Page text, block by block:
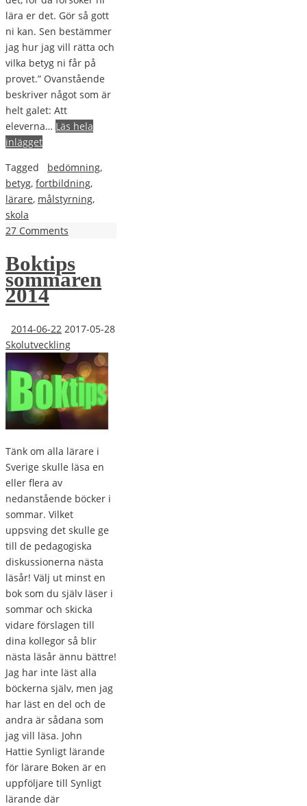
lära er det. Gör så gott
ni kan. Sen bestämmer
jag hur jag vill rätta och
vilka betyg ni får på
provet.” Ovanstående
beskriver något som är
helt galet: Att
eleverna… Läs hela
inlägget
Tagged
bedömning,
betyg, fortbildning,
lärare, målstyrning,
skola
27 Comments
Boktips
sommaren
2014
2014-06-22 2017-05-28
Skolutveckling
Tänk om alla lärare i
Sverige skulle läsa en
eller flera av
nedanstående böcker i
sommar. Vilket
uppsving det skulle ge
till de pedagogiska
diskussionerna nästa
läsår! Välj ut minst en
bok som du själv läser i
sommar och skicka
vidare förslagen till
dina kollegor så blir
nästa läsår ännu bättre!
Jag har inte läst alla
böckerna själv, men jag
har läst en del och de
andra är sådana som
jag vill läsa. John
Hattie Synligt lärande
för lärare Boken är en
uppföljare till Synligt
lärande där